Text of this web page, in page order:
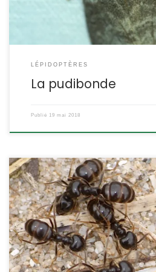
LÉPIDOPTÈRES
La pudibonde
Publié 19 mai 2018
Cette petite fourmi noire et brillante
creux et leur colonie, constituée de
d’individus, abrite plusieurs reines.
partie des fourmis esclavagistes qui
existantes. Lasius (Dendrolasius)
fourmi fuligineuse POSITION
Apocrite Famille des […]